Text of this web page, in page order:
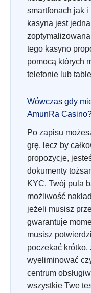
smartfonach jak
kasyna jest
tego kasyno
pomocą których
telefonie lub
Wówczas gdy
AmunRa
Po zapisu
grę, lecz by
propozycje,
dokumenty
KYC. Twój pula
możliwość
jeżeli musisz
gwarantuje
musisz
poczekać krótko,
wyeliminować
centrum
wszystkie Twe